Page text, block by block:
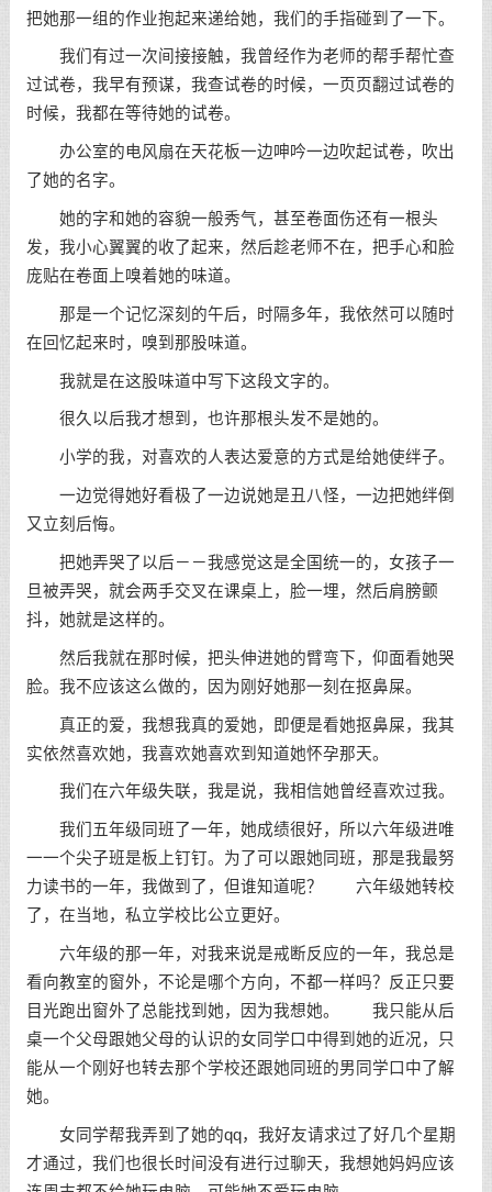
把她那一组的作业抱起来递给她，我们的手指碰到了一下。
我们有过一次间接接触，我曾经作为老师的帮手帮忙查
过试卷，我早有预谋，我查试卷的时候，一页页翻过试卷的
时候，我都在等待她的试卷。
办公室的电风扇在天花板一边呻吟一边吹起试卷，吹出
了她的名字。
她的字和她的容貌一般秀气，甚至卷面伤还有一根头
发，我小心翼翼的收了起来，然后趁老师不在，把手心和脸
庞贴在卷面上嗅着她的味道。
那是一个记忆深刻的午后，时隔多年，我依然可以随时
在回忆起来时，嗅到那股味道。
我就是在这股味道中写下这段文字的。
很久以后我才想到，也许那根头发不是她的。
小学的我，对喜欢的人表达爱意的方式是给她使绊子。
一边觉得她好看极了一边说她是丑八怪，一边把她绊倒
又立刻后悔。
把她弄哭了以后－－我感觉这是全国统一的，女孩子一
旦被弄哭，就会两手交叉在课桌上，脸一埋，然后肩膀颤
抖，她就是这样的。
然后我就在那时候，把头伸进她的臂弯下，仰面看她哭
脸。我不应该这么做的，因为刚好她那一刻在抠鼻屎。
真正的爱，我想我真的爱她，即便是看她抠鼻屎，我其
实依然喜欢她，我喜欢她喜欢到知道她怀孕那天。
我们在六年级失联，我是说，我相信她曾经喜欢过我。
我们五年级同班了一年，她成绩很好，所以六年级进唯
一一个尖子班是板上钉钉。为了可以跟她同班，那是我最努
力读书的一年，我做到了，但谁知道呢？ 六年级她转校
了，在当地，私立学校比公立更好。
六年级的那一年，对我来说是戒断反应的一年，我总是
看向教室的窗外，不论是哪个方向，不都一样吗？反正只要
目光跑出窗外了总能找到她，因为我想她。 我只能从后
桌一个父母跟她父母的认识的女同学口中得到她的近况，只
能从一个刚好也转去那个学校还跟她同班的男同学口中了解
她。
女同学帮我弄到了她的qq，我好友请求过了好几个星期
才通过，我们也很长时间没有进行过聊天，我想她妈妈应该